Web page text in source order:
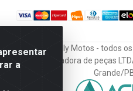
a
© 2023 Rally Motos - todos
e transportadora de peças
Grande/